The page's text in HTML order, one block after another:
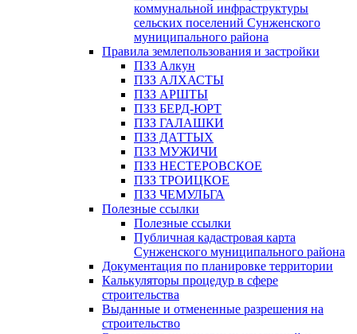
коммунальной инфраструктуры
сельских поселений Сунженского
муниципального района
Правила землепользования и застройки
ПЗЗ Алкун
ПЗЗ АЛХАСТЫ
ПЗЗ АРШТЫ
ПЗЗ БЕРД-ЮРТ
ПЗЗ ГАЛАШКИ
ПЗЗ ДАТТЫХ
ПЗЗ МУЖИЧИ
ПЗЗ НЕСТЕРОВСКОЕ
ПЗЗ ТРОИЦКОЕ
ПЗЗ ЧЕМУЛЬГА
Полезные ссылки
Полезные ссылки
Публичная кадастровая карта
Сунженского муниципального района
Документация по планировке территории
Калькуляторы процедур в сфере
строительства
Выданные и отмененные разрешения на
строительство